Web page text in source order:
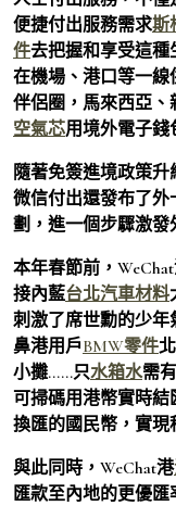
便捷付出服務需求斯
件去把握和享受這種
在機場、港口等一線
伴侶圈，馬來西亞
空氣芯用境外電子錢
隨著免簽進境政策升
微信付出還發布了外
劃，進一個步驟激發
本年春節前，
接內藍台北汽車材料
刺激了席世勳的少
鼻港用戶BMW零件
小攤……只水箱水需
可掃碼用港幣實時
換匯的國民幣，實現
與此同時，WeChat港
匯款至內地的更優匯